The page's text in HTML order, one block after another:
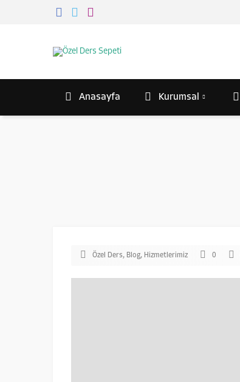
Anasayfa Kurumsal
Özel Ders, Blog, Hizmetlerimiz 0